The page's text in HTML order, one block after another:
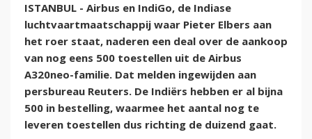
ISTANBUL - Airbus en IndiGo, de Indiase
luchtvaartmaatschappij waar Pieter Elbers aan
het roer staat, naderen een deal over de aankoop
van nog eens 500 toestellen uit de Airbus
A320neo-familie. Dat melden ingewijden aan
persbureau Reuters. De Indiërs hebben er al bijna
500 in bestelling, waarmee het aantal nog te
leveren toestellen dus richting de duizend gaat.